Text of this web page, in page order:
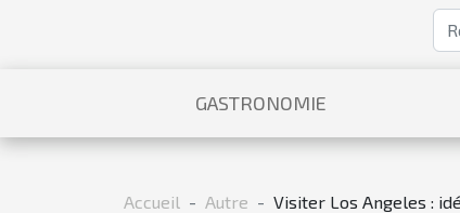
GASTRONOMIE
Accueil Autre Visiter Los Angeles :